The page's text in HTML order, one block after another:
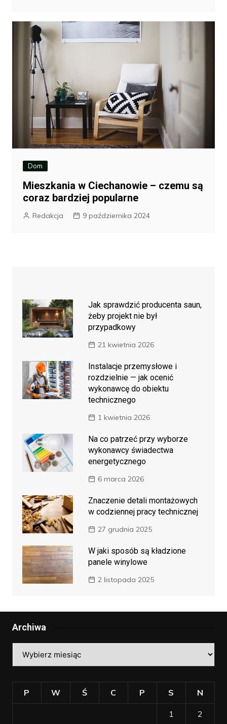
Dom
Mieszkania w Ciechanowie – czemu są
coraz bardziej popularne
Redakcja 9 października 2024
Jak sprawdzić producenta saun,
żeby projekt nie był
przypadkowy
21 kwietnia 2026
Instalacje przemysłowe i
rozdzielnie — jak ocenić
wykonawcę do obiektu
technicznego
1 kwietnia 2026
Na co patrzeć przy wyborze
wykonawcy świadectwa
energetycznego
6 marca 2026
Znaczenie detali montażowych
w codziennej pracy technicznej
27 grudnia 2025
W jaki sposób są kładzione
panele winylowe
2 listopada 2025
Archiwa
P W Ś C P S N
1 2